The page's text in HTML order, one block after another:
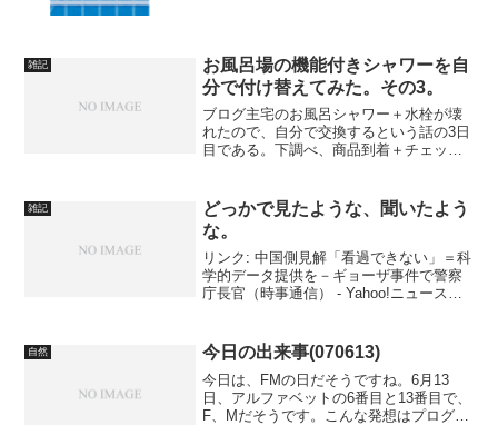
てしかるべきですよね。...
雑記
お風呂場の機能付きシャワーを自
分で付け替えてみた。その3。
ブログ主宅のお風呂シャワー＋水栓が壊
れたので、自分で交換するという話の3日
目である。下調べ、商品到着＋チェック
さえ守れば誰でもできる。壊れた方は、
古いのでだいぶ汚れてい...
雑記
どっかで見たような、聞いたよう
な。
リンク: 中国側見解「看過できない」＝科
学的データ提供を－ギョーザ事件で警察
庁長官（時事通信） - Yahoo!ニュースこ
はできなくなっていたので、このニュー
スを引用し...
自然 今日の出来事(070613)
今日は、FMの日だそうですね。6月13
日、アルファベットの6番目と13番目で、
F、Mだそうです。こんな発想はプログラ